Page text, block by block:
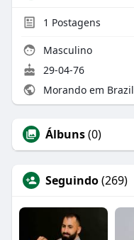
1 Postagens
Masculino
29-04-76
Morando em Brazil
Álbuns(0)
Seguindo(269)